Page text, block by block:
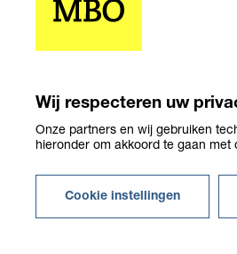
Wil je in contact komen
makers van KiesMBO.nl
neem dan s.v.p. contact
Over KiesMBO.nl
Wij respecteren uw
Onze partners en wij gebruiken
hieronder om akkoord te gaan met
Cookie instellingen